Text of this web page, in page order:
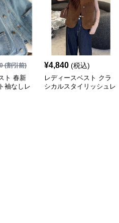
(割引前)
ト 春新
袖なしレ
¥4,840 (税込)
レディースベスト クラ
シカルスタイリッシュレ